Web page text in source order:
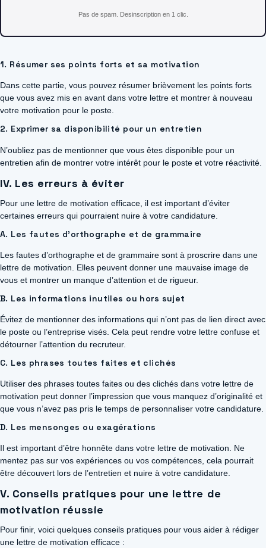
Pas de spam. Desinscription en 1 clic.
1. Résumer ses points forts et sa motivation
Dans cette partie, vous pouvez résumer brièvement les points forts
que vous avez mis en avant dans votre lettre et montrer à nouveau
votre motivation pour le poste.
2. Exprimer sa disponibilité pour un entretien
N’oubliez pas de mentionner que vous êtes disponible pour un
entretien afin de montrer votre intérêt pour le poste et votre réactivité.
IV. Les erreurs à éviter
Pour une lettre de motivation efficace, il est important d’éviter
certaines erreurs qui pourraient nuire à votre candidature.
A. Les fautes d’orthographe et de grammaire
Les fautes d’orthographe et de grammaire sont à proscrire dans une
lettre de motivation. Elles peuvent donner une mauvaise image de
vous et montrer un manque d’attention et de rigueur.
B. Les informations inutiles ou hors sujet
Évitez de mentionner des informations qui n’ont pas de lien direct avec
le poste ou l’entreprise visés. Cela peut rendre votre lettre confuse et
détourner l’attention du recruteur.
C. Les phrases toutes faites et clichés
Utiliser des phrases toutes faites ou des clichés dans votre lettre de
motivation peut donner l’impression que vous manquez d’originalité et
que vous n’avez pas pris le temps de personnaliser votre candidature.
D. Les mensonges ou exagérations
Il est important d’être honnête dans votre lettre de motivation. Ne
mentez pas sur vos expériences ou vos compétences, cela pourrait
être découvert lors de l’entretien et nuire à votre candidature.
V. Conseils pratiques pour une lettre de
motivation réussie
Pour finir, voici quelques conseils pratiques pour vous aider à rédiger
une lettre de motivation efficace :